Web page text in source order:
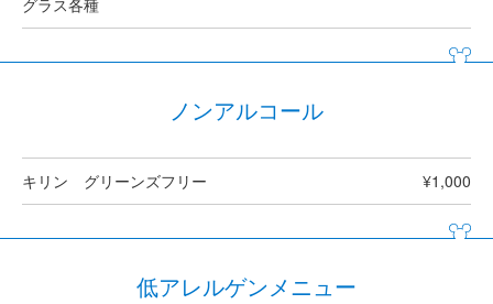
グラス各種
ノンアルコール
キリン グリーンズフリー ¥1,000
低アレルゲンメニュー